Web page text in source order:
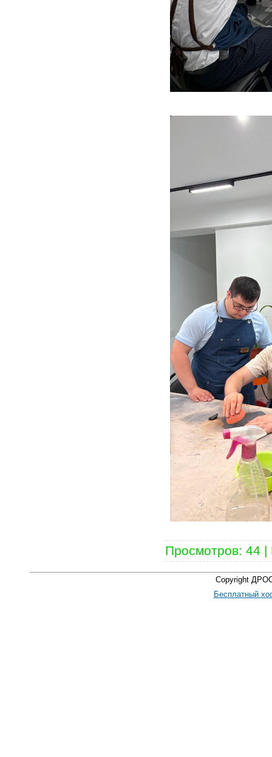
Просмотров: 44 |
Copyright
Бесплатный